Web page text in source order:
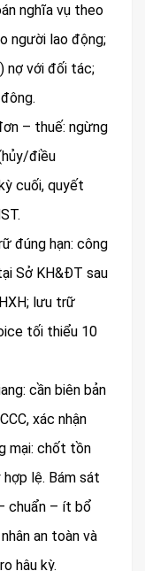
nghĩa vụ theo
người lao động;
nợ với đối tác;
– thuế: ngừng
điều
cuối, quyết
đúng hạn: công
Sở KH&ĐT sau
lưu trữ
tối thiểu 10
cần biên bản
xác nhận
mại: chốt tồn
lệ. Bám sát
chuẩn – ít bổ
an toàn và
hậu kỳ.